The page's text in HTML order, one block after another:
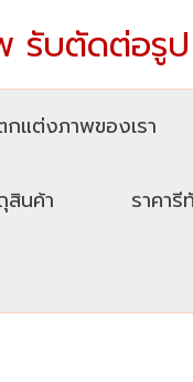
รับตัดต่อรูป
แต่งภาพของเรา
นค้า ราคา